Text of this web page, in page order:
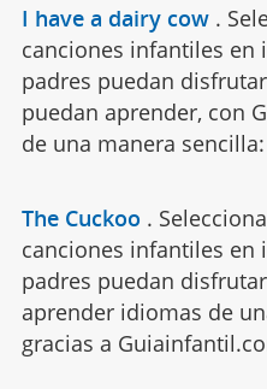
I have a dairy cow .
canciones infantiles en
padres puedan
puedan aprender, con
de una manera
The Cuckoo .
canciones infantiles en
padres puedan
aprender idiomas de
gracias a